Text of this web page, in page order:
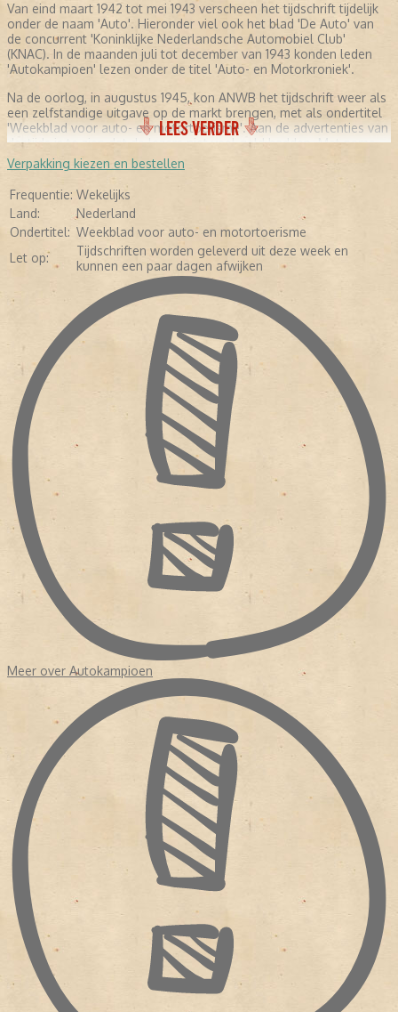
Van eind maart 1942 tot mei 1943 verscheen het tijdschrift tijdelijk
onder de naam 'Auto'. Hieronder viel ook het blad 'De Auto' van
de concurrent 'Koninklijke Nederlandsche Automobiel Club'
(KNAC). In de maanden juli tot december van 1943 konden leden
'Autokampioen' lezen onder de titel 'Auto- en Motorkroniek'.
Na de oorlog, in augustus 1945, kon ANWB het tijdschrift weer als
een zelfstandige uitgave op de markt brengen, met als ondertitel
'Weekblad voor auto- en motortoerisme'. Aan de advertenties van
destijds is te zien dat de lezers niet veel geld hadden. Met name
professionele garages adverteerden met hun diensten. Daarnaast
werd de motorolie aangeprezen. In de jaren zeventig werd de
eerste 'Kampioen' in kleur gedrukt. Tevens kwam er meer geld vrij
voor het testen van auto's en meer fotografie. De redactie
besloot zich meer te gaan richten op mensen met kennis van
auto's. Hierdoor werd het blad minder geschikt voor leken. Vijftien
jaar later (in 1985) verscheen het tijdschrift in full color en in de
jaren negentig werd gebruikgemaakt van glossy-papier. Inmiddels
werd 'Autokampioen' nog maar tweewekelijks uitgebracht. Ook de
ondertitel verdween. De redactie hield de lezers nog steeds op de
hoogte door testverslagen van de nieuwste modellen te
publiceren, informatie te geven over occasions, experts aan het
woord laten en reportages over klassiekers en prototypes te
maken. In de loop der jaren liep de oplage en de advertentie
inkomsten geleidelijk aan terug. Daarop besloot ANWB in 2010 de
laatste editie van 'Autokampioen' uit te brengen op 26 oktober.
Bron:
Magazine! 150 jaar publiekstijdschriften
LEES VERDER
Verpakking kiezen en bestellen
Frequentie: Wekelijks
Land:
Nederland
Ondertitel: Weekblad voor auto- en motortoerisme
Let op:
Tijdschriften worden geleverd uit deze week en
kunnen een paar dagen afwijken
Meer over Autokampioen